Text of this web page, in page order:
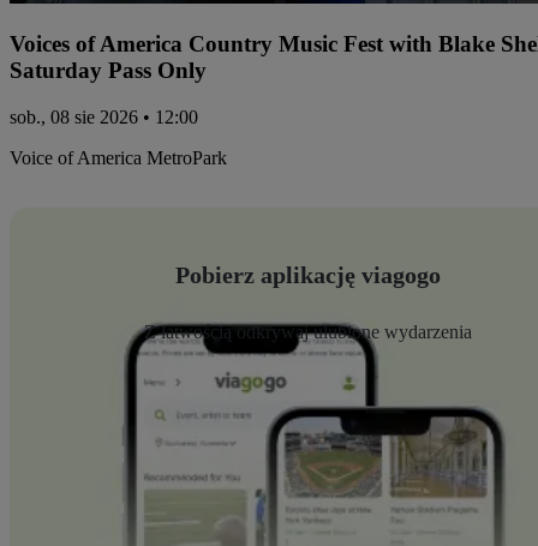
Voices of America Country Music Fest with Blake
Saturday Pass Only
sob., 08 sie 2026 • 12:00
Voice of America MetroPark
Pobierz aplikację viagogo
Z łatwością odkrywaj ulubione wydarzenia